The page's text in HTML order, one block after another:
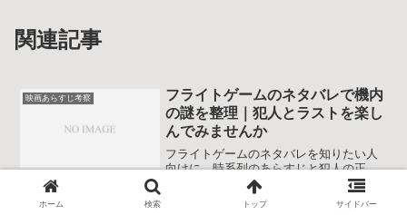
関連記事
映画あらすじ考察
フライトゲームのネタバレで機内
の謎を整理｜犯人とラストを楽し
んでみませんか
フライトゲームのネタバレを知りたい人
向けに、時系列のあらすじと犯人の正
体、ラスト結末の意味や機内サスペンス
の見どころを整理します。鑑賞済みの復
習にも役立つ映画あらすじ考察記事で、
ホーム 検索 トップ サイドバー